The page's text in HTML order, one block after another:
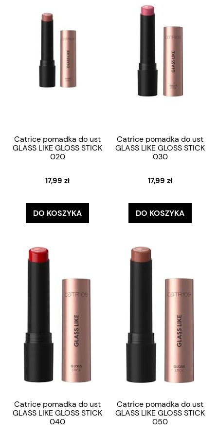
Catrice pomadka do ust
GLASS LIKE GLOSS STICK
020
17,99 zł
DO KOSZYKA
Catrice pomadka do ust
GLASS LIKE GLOSS STICK
030
17,99 zł
DO KOSZYKA
Catrice pomadka do ust
GLASS LIKE GLOSS STICK
040
Catrice pomadka do ust
GLASS LIKE GLOSS STICK
050